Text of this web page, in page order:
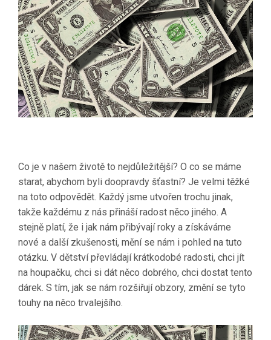
Co je v našem životě to nejdůležitější? O co se máme
starat, abychom byli doopravdy šťastní? Je velmi těžké
na toto odpovědět. Každý jsme utvořen trochu jinak,
takže každému z nás přináší radost něco jiného. A
stejně platí, že i jak nám přibývají roky a získáváme
nové a další zkušenosti, mění se nám i pohled na tuto
otázku. V dětství převládají krátkodobé radosti, chci jít
na houpačku, chci si dát něco dobrého, chci dostat tento
dárek. S tím, jak se nám rozšiřují obzory, změní se tyto
touhy na něco trvalejšího.